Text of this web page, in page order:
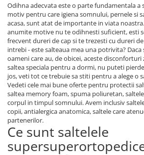
Odihna adecvata este o parte fundamentala a
motiv pentru care igiena somnului, pernele si
acasa, sunt atat de importante in viata
anumite motive nu te odihnesti suficient, esti
frecvent dureri de cap si te trezesti cu dureri
intrebi - este salteaua mea una potrivita?
oameni care au, de obicei, aceste disconforturi
saltea speciala pentru a dormi, nu puteti
jos, veti tot ce trebuie sa stiti pentru a alege o
Vedeti cele mai bune oferte pentru protectii
saltea memory foam, spuma poliuretan,
corpul in timpul somnului. Avem inclusiv
copii, antialergica anatomica, saltele care
partenerilor.
Ce sunt saltelele